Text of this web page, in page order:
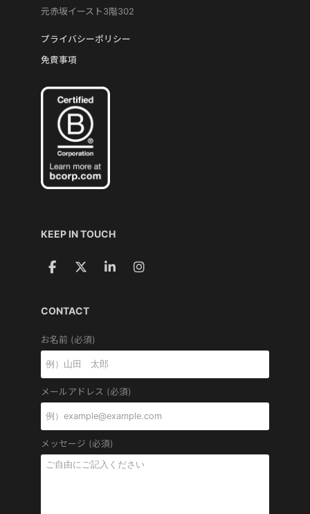
元赤坂イースト3階302
プライバシーポリシー
免責事項
KEEP IN TOUCH
CONTACT
お名前 (必須)
メールアドレス (必須)
メッセージ (必須)